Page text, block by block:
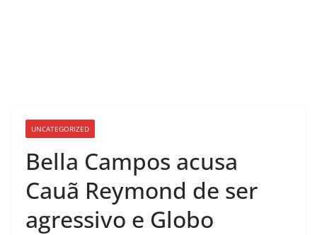
UNCATEGORIZED
Bella Campos acusa
Cauã Reymond de ser
agressivo e Globo